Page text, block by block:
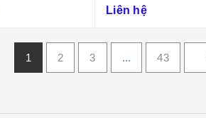
DA0D99MBAI0
Liên hệ
1 2 3 ... 43